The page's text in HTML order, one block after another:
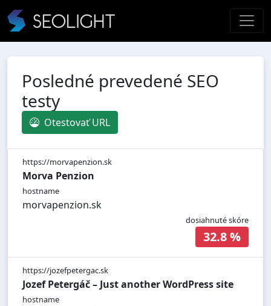
Posledné prevedené SEO
testy
Otestovať URL
https://morvapenzion.sk
Morva Penzion
hostname
morvapenzion.sk
dosiahnuté skóre
32.8 %
https://jozefpetergac.sk
Jozef Petergáč – Just another WordPress site
hostname